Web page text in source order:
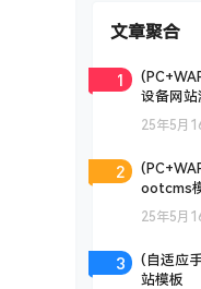
文章聚合
1
设备网站
25年5月
2
ootcms
25年5月
3
(自适应
站模板